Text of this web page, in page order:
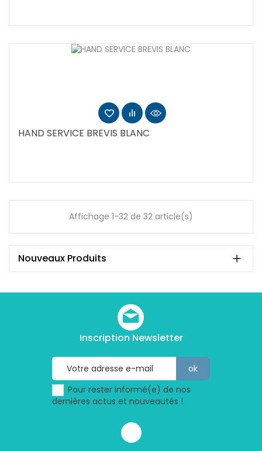
HAND SERVICE BREVIS BLANC
Affichage 1-32 de 32 article(s)
Nouveaux Produits 
Inscription Newsletter
Pour rester informé(e) de nos
dernières actus et nouveautés !